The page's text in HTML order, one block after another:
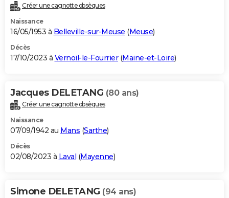
Créer une cagnotte obsèques
Naissance
16/05/1953 à Belleville-sur-Meuse (Meuse)
Décès
17/10/2023 à Vernoil-le-Fourrier(Maine-et-Loire)
Jacques DELETANG (80 ans)
Créer une cagnotte obsèques
Naissance
07/09/1942 au Mans (Sarthe)
Décès
02/08/2023 à Laval (Mayenne)
Simone DELETANG (94 ans)